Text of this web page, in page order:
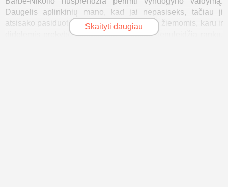
Daugelis aplinkinių mano, kad jai nepasiseks, tačiau ji
atsisako pasiduoti. Ji susiduria su šaltomis žiemomis, karu ir
didelėmis prekybos problemomis, tačiau nenuleidžia rankų.
Ji tiki savo vynuogynu ir savimi.
Skaityti daugiau